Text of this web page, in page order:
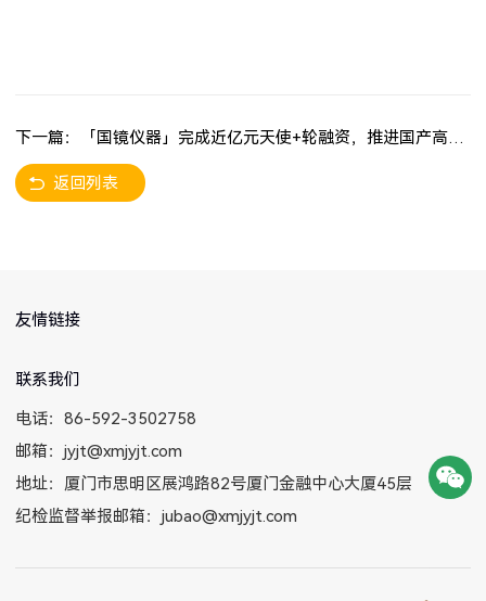
返回列表
下一篇：「国镜仪器」完成近亿元天使+轮融资，推进国产高端电镜产业化
友情链接
联系我们
电话：86-592-3502758
邮箱：jyjt@xmjyjt.com
地址：厦门市思明区展鸿路82号厦门金融中心大厦45层
纪检监督举报邮箱：jubao@xmjyjt.com